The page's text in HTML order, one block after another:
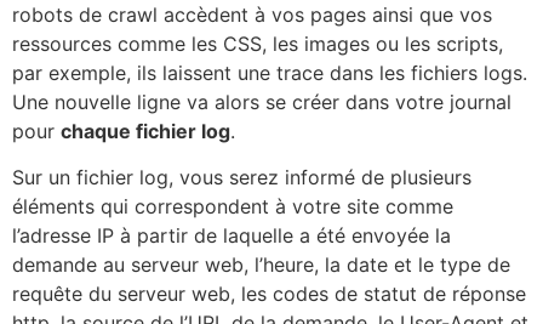
robots de crawl accèdent à vos pages ainsi que vos
ressources comme les CSS, les images ou les scripts,
par exemple, ils laissent une trace dans les fichiers logs.
Une nouvelle ligne va alors se créer dans votre journal
pour chaque fichier log.
Sur un fichier log, vous serez informé de plusieurs
éléments qui correspondent à votre site comme
l’adresse IP à partir de laquelle a été envoyée la
demande au serveur web, l’heure, la date et le type de
requête du serveur web, les codes de statut de réponse